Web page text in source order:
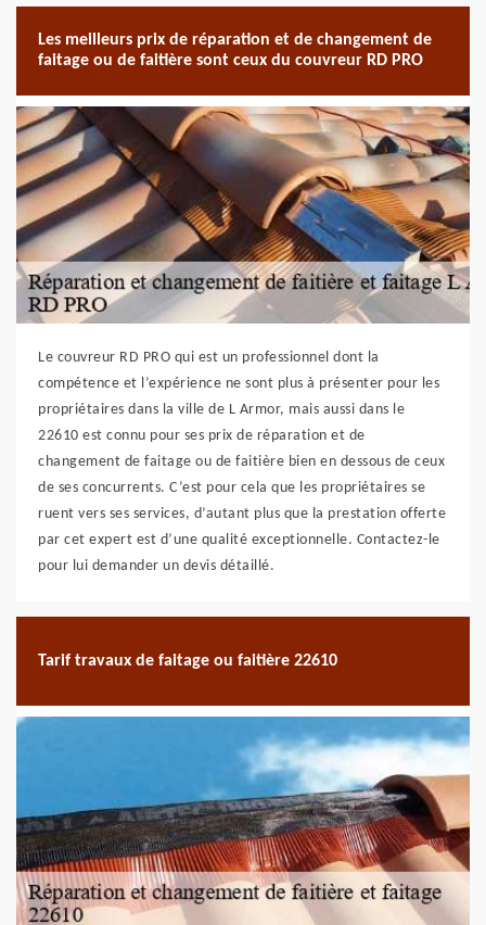
Les meilleurs prix de réparation et de changement de
faitage ou de faitière sont ceux du couvreur RD PRO
Le couvreur RD PRO qui est un professionnel dont la
compétence et l’expérience ne sont plus à présenter pour les
propriétaires dans la ville de L Armor, mais aussi dans le
22610 est connu pour ses prix de réparation et de
changement de faitage ou de faitière bien en dessous de ceux
de ses concurrents. C’est pour cela que les propriétaires se
ruent vers ses services, d’autant plus que la prestation offerte
par cet expert est d’une qualité exceptionnelle. Contactez-le
pour lui demander un devis détaillé.
Tarif travaux de faitage ou faitière 22610